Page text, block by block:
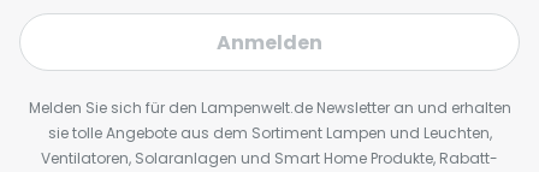
Anmelden
Melden Sie sich für den Lampenwelt.de Newsletter an und erhalten
sie tolle Angebote aus dem Sortiment Lampen und Leuchten,
Ventilatoren, Solaranlagen und Smart Home Produkte, Rabatt-